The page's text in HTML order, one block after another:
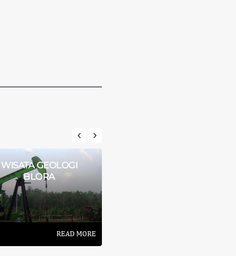
WISATA GEOLOGI
BLORA
READ MORE